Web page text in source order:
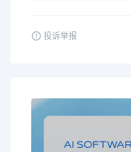
投诉举报